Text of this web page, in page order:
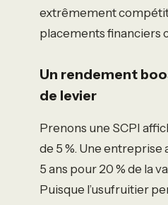
extrêmement
placements financiers
Un rendement
de levier
Prenons une SCPI
de 5 %. Une entreprise
5 ans pour 20 % de la
Puisque l’usufruitier